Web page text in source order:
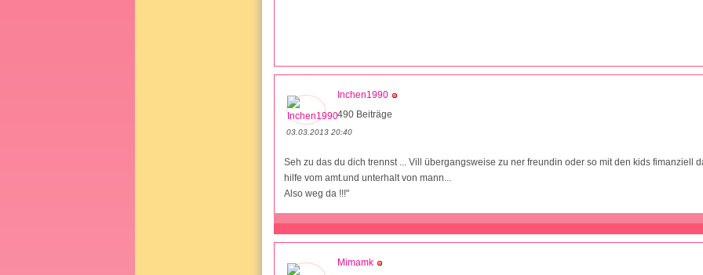
Inchen1990
490 Beiträge
03.03.2013 20:40
Seh zu das du dich trennst ... Vill übergangsweise zu ner freundin oder so mit den kids fimanziell
hilfe vom amt.und unterhalt von mann...
Also weg da !!!"
Mimamk